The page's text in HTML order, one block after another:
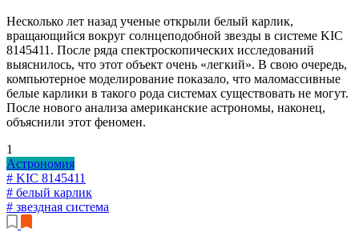
Несколько лет назад ученые открыли белый карлик,
вращающийся вокруг солнцеподобной звезды в системе KIC
8145411. После ряда спектроскопических исследований
выяснилось, что этот объект очень «легкий». В свою очередь,
компьютерное моделирование показало, что маломассивные
белые карлики в такого рода системах существовать не могут.
После нового анализа американские астрономы, наконец,
объяснили этот феномен.
1
Астрономия
# KIC 8145411
# белый карлик
# звездная система